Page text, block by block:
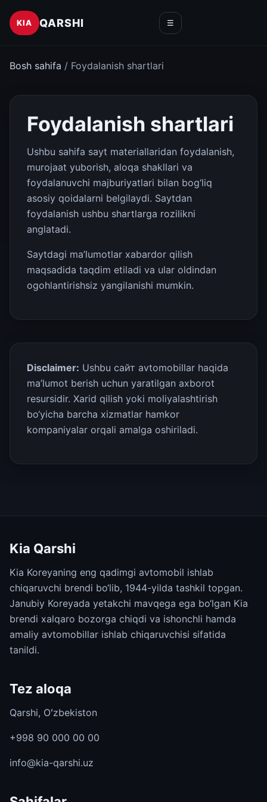
KIA QARSHI ☰
Bosh sahifa / Foydalanish shartlari
Foydalanish shartlari
Ushbu sahifa sayt materiallaridan foydalanish,
murojaat yuborish, aloqa shakllari va
foydalanuvchi majburiyatlari bilan bog‘liq
asosiy qoidalarni belgilaydi. Saytdan
foydalanish ushbu shartlarga rozilikni
anglatadi.
Saytdagi ma’lumotlar xabardor qilish
maqsadida taqdim etiladi va ular oldindan
ogohlantirishsiz yangilanishi mumkin.
Disclaimer: Ushbu сайт avtomobillar haqida
ma’lumot berish uchun yaratilgan axborot
resursidir. Xarid qilish yoki moliyalashtirish
bo‘yicha barcha xizmatlar hamkor
kompaniyalar orqali amalga oshiriladi.
Kia Qarshi
Kia Koreyaning eng qadimgi avtomobil ishlab
chiqaruvchi brendi bo‘lib, 1944-yilda tashkil topgan.
Janubiy Koreyada yetakchi mavqega ega bo‘lgan Kia
brendi xalqaro bozorga chiqdi va ishonchli hamda
amaliy avtomobillar ishlab chiqaruvchisi sifatida
tanildi.
Tez aloqa
Qarshi, Oʻzbekiston
+998 90 000 00 00
info@kia-qarshi.uz